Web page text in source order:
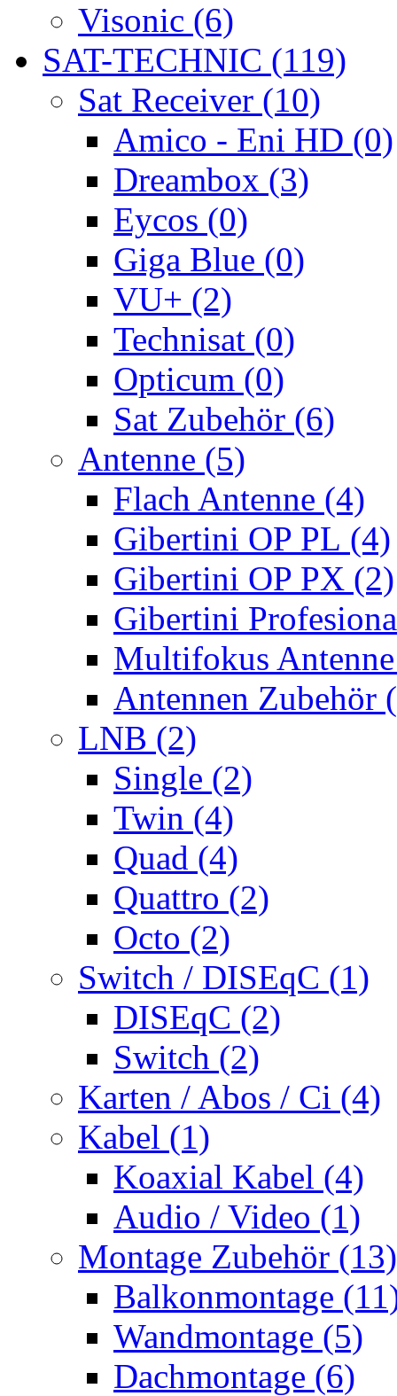
Visonic (6)
SAT-TECHNIC (119)
Sat Receiver (10)
Amico - Eni HD (0)
Dreambox (3)
Eycos (0)
Giga Blue (0)
VU+ (2)
Technisat (0)
Opticum (0)
Sat Zubehör (6)
Antenne (5)
Flach Antenne (4)
Gibertini OP PL (4)
Gibertini OP PX (2)
Gibertini
Multifokus
Antennen Zubehör
LNB (2)
Single (2)
Twin (4)
Quad (4)
Quattro (2)
Octo (2)
Switch / DISEqC (1)
DISEqC (2)
Switch (2)
Karten / Abos / Ci (4)
Kabel (1)
Koaxial Kabel (4)
Audio / Video (1)
Montage Zubehör (13)
Balkonmontage
Wandmontage (5)
Dachmontage (6)